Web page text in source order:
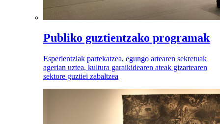
Publiko guztientzako programak
Esperientziak partekatzea, egungo artearen sekretuak
agerian uztea, kultura garaikidearen ateak gizartearen
sektore guztiei zabaltzea